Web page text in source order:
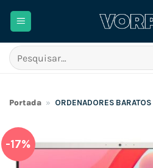
Pesquisar
por:
Portada » ORDENADORES BARATOS
-17%